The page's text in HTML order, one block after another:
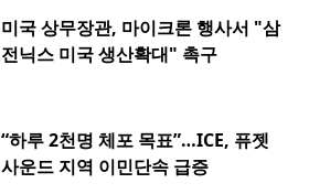
미국 상무장관, 마이크론 행사서 "삼
전닉스 미국 생산확대" 촉구
“하루 2천명 체포 목표”…ICE, 퓨젯
사운드 지역 이민단속 급증